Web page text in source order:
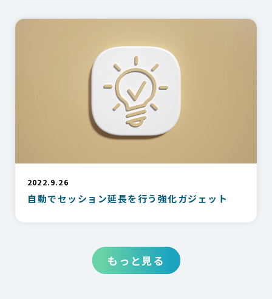
2022.9.26
自動でセッション延長を行う強化ガジェット
もっと見る